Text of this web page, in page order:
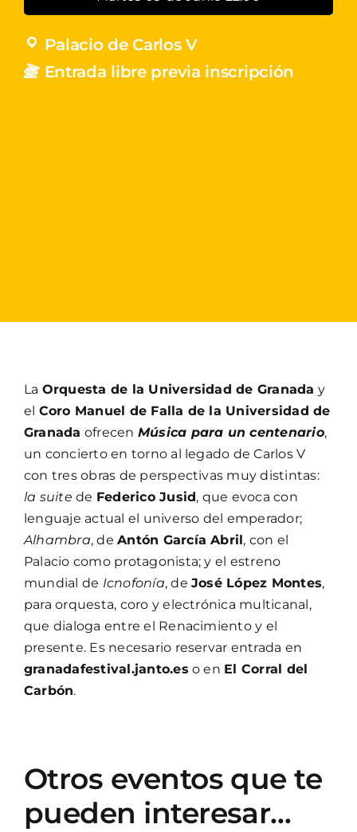
Palacio de Carlos V
Entrada libre previa inscripción
La Orquesta de la Universidad de Granada y
el Coro Manuel de Falla de la Universidad de
Granada ofrecen Música para un centenario,
un concierto en torno al legado de Carlos V
con tres obras de perspectivas muy distintas:
la suite de Federico Jusid, que evoca con
lenguaje actual el universo del emperador;
Alhambra, deAntón García Abril, con el
Palacio como protagonista; y el estreno
mundial de Icnofonía, de José López Montes,
para orquesta, coro y electrónica multicanal,
que dialoga entre el Renacimiento y el
presente. Es necesario reservar entrada en
granadafestival.janto.es o en El Corral del
Carbón.
Otros eventos que te
pueden interesar…